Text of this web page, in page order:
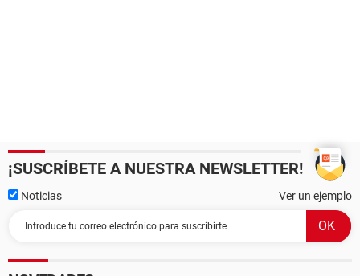
¡SUSCRÍBETE A NUESTRA NEWSLETTER!
Noticias Ver un ejemplo